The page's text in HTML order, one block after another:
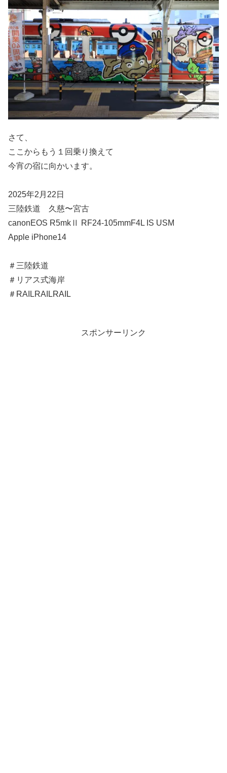
さて、
ここからもう１回乗り換えて
今宵の宿に向かいます。
2025年2月22日
三陸鉄道 久慈〜宮古
canonEOS R5mkⅡ RF24-105mmF4L IS USM
Apple iPhone14
＃三陸鉄道
＃リアス式海岸
＃RAILRAILRAIL
スポンサーリンク